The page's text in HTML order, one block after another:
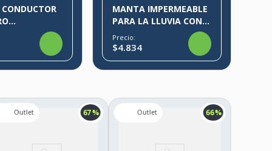
IRON-X
MANTA IMPERMEABLE
PARA LA LLUVIA CON
REFLECTANTES IRON-X
Precio:
$4.834
67 % 66 %